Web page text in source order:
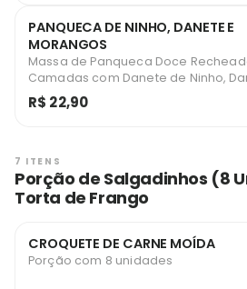
PANQUECA DE NINHO, DANETE E
MORANGOS
Massa de Panqueca Doce
Camadas com Danete de Ninho,
Cacau e Morangos
R$ 22,90
7 ITENS
Porção de Salgadinhos (8
Torta de Frango
CROQUETE DE CARNE MOÍDA
Porção com 8 unidades